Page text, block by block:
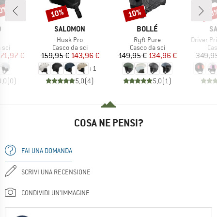
prodotti
sci
ridotto
71,97 €
(0)
MARCHIO
SALOMON
Articolo
Husk Pro
Gruppo di prodotti
Casco da sci
Prezzo
159,95 €Prezzo ridotto
143,96 €
+1
5,0(4)
Sconto
10%
MARCHIO
BOLLÉ
Articolo
Ryft Pure
Gruppo di prodotti
Casco da sci
Prezzo
149,95 €Prezzo ridotto
134,96 €
5,0(1 )
Sconto
10%
Articolo
Driver
COSA NE PENSI?
FAI UNA DOMANDA
SCRIVI UNA RECENSIONE
CONDIVIDI UN'IMMAGINE